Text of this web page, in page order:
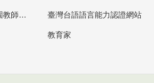
教育部高中等以下學校及幼兒園教師資格檢定考試 臺灣台語語言能力認證網站
教育家